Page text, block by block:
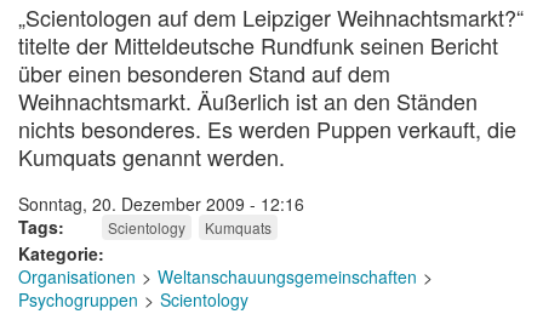
„Scientologen auf dem Leipziger Weihnachtsmarkt?“
titelte der Mitteldeutsche Rundfunk seinen Bericht
über einen besonderen Stand auf dem
Weihnachtsmarkt. Äußerlich ist an den Ständen
nichts besonderes. Es werden Puppen verkauft, die
Kumquats genannt werden.
Sonntag, 20. Dezember 2009 - 12:16
Tags
Scientology Kumquats
Kategorie
Organisationen
Weltanschauungsgemeinschaften
Psychogruppen
Scientology